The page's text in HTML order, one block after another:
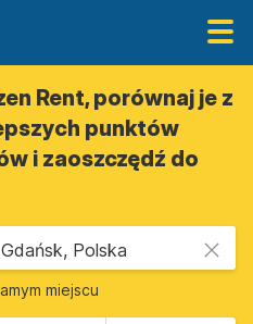
Rent, porównaj je z
punktów
i zaoszczędź do
Polska
miejscu